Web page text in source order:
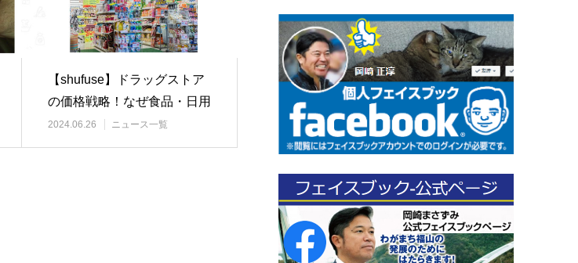
【shufuse】ドラッグストア
の価格戦略！なぜ食品・日用
品がスーパ…
2024.06.26 ニュース一覧